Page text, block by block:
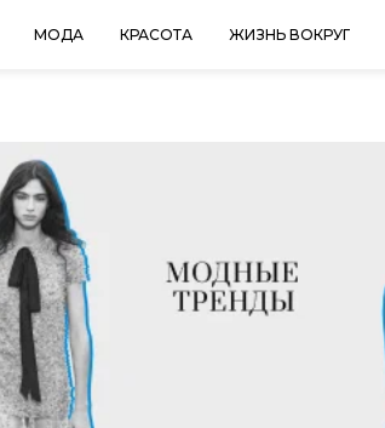
МОДА КРАСОТА ЖИЗНЬ ВОКРУГ